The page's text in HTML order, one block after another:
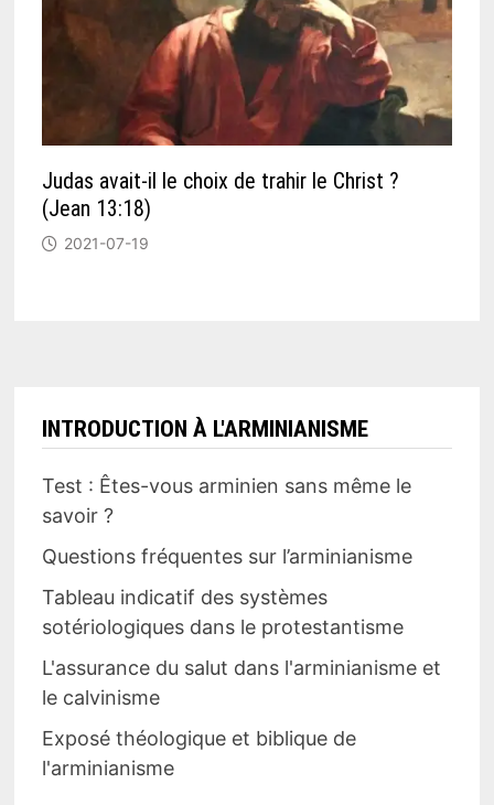
Judas avait-il le choix de trahir le Christ ?
(Jean 13:18)
2021-07-19
INTRODUCTION À L'ARMINIANISME
Test : Êtes-vous arminien sans même le
savoir ?
Questions fréquentes sur l’arminianisme
Tableau indicatif des systèmes
sotériologiques dans le protestantisme
L'assurance du salut dans l'arminianisme et
le calvinisme
Exposé théologique et biblique de
l'arminianisme